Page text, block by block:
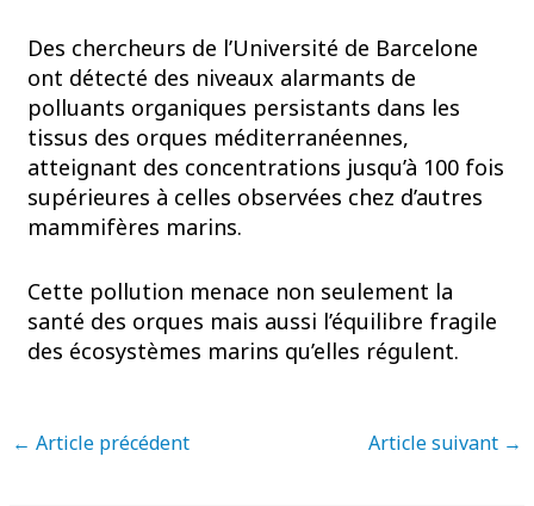
Des chercheurs de l’Université de Barcelone
ont détecté des niveaux alarmants de
polluants organiques persistants dans les
tissus des orques méditerranéennes,
atteignant des concentrations jusqu’à 100 fois
supérieures à celles observées chez d’autres
mammifères marins.
Cette pollution menace non seulement la
santé des orques mais aussi l’équilibre fragile
des écosystèmes marins qu’elles régulent.
← Article précédent Article suivant →